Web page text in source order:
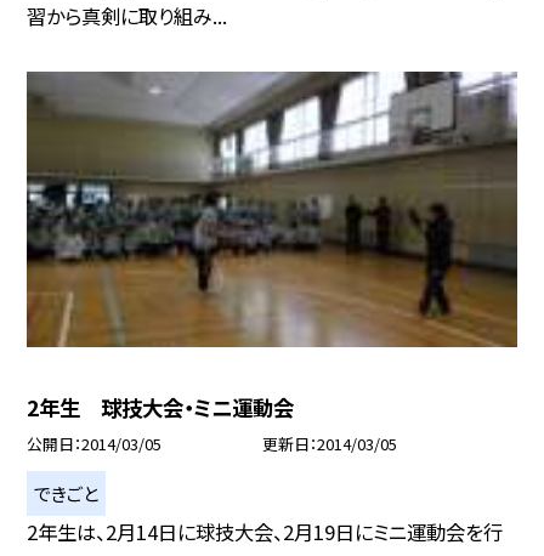
習から真剣に取り組み...
2年生 球技大会・ミニ運動会
公開日 2014/03/05 更新日 2014/03/05
できごと
2年生は、2月14日に球技大会、2月19日にミニ運動会を行